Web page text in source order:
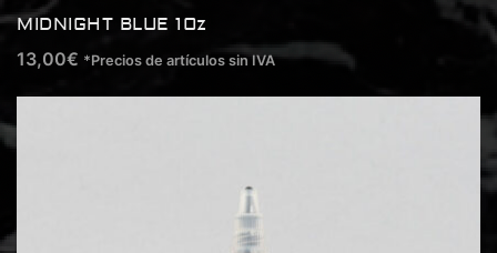
MIDNIGHT BLUE 1Oz
13,00€ *Precios de artículos sin IVA